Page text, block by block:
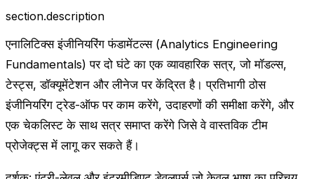
section.description
एनालिटिक्स इंजीनियरिंग फंडामेंटल्स (Analytics Engineering
Fundamentals) पर दो घंटे का एक व्यावहारिक सत्र, जो मॉडल्स,
टेस्ट्स, डॉक्यूमेंटेशन और लीनेज पर केंद्रित है। प्रतिभागी ठोस
इंजीनियरिंग ट्रेड-ऑफ पर काम करेंगे, उदाहरणों की समीक्षा करेंगे, और
एक चेकलिस्ट के साथ सत्र समाप्त करेंगे जिसे वे वास्तविक टीम
प्रोजेक्ट्स में लागू कर सकते हैं।